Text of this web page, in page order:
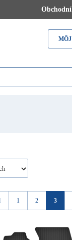
Obchodní
Doručenie
1 2 3